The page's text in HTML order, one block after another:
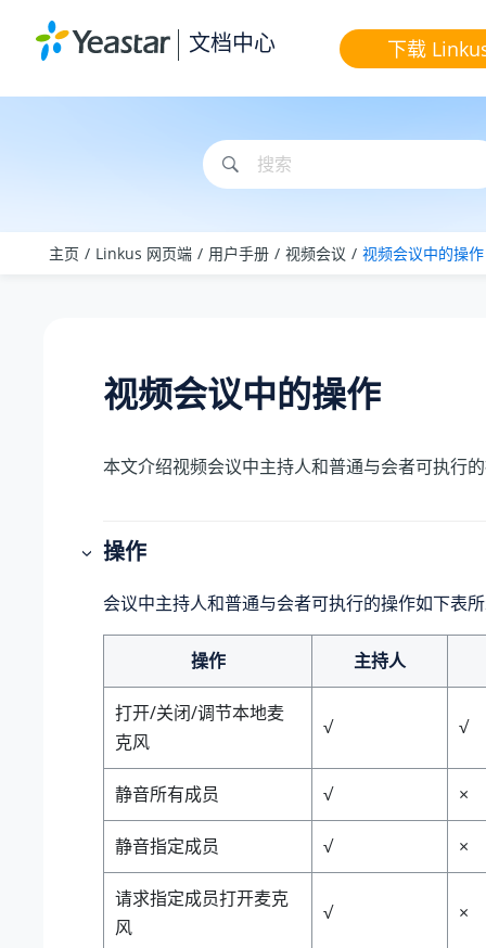
文档中心 下载
主页 Linkus 网页端 用户手册 视频会议 视频会议中的操作
视频会议中的操作
本文介绍视频会议中主持人和普通与会者可执行
操作
会议中主持人和普通与会者可执行的操作如下表
操作 主持人
打开/关闭/调节本地麦
克风
√ √
静音所有成员 √ ×
静音指定成员 √ ×
请求指定成员打开麦克
风
√ ×